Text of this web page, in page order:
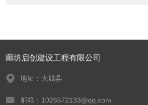
廊坊启创建设工程有限公司
地址：大城县
邮箱：1026572133@qq.com